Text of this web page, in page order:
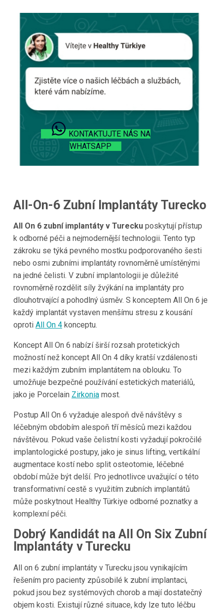
KONTAKTUJTE NÁS NA
WHATSAPP
All-On-6 Zubní Implantáty Turecko
All On 6 zubní implantáty v Tureckuposkytují přístup
k odborné péči a nejmodernější technologii. Tento typ
zákroku se týká pevného mostku podporovaného šesti
nebo osmi zubními implantáty rovnoměrně umístěnými
na jedné čelisti. V zubní implantologii je důležité
rovnoměrně rozdělit síly žvýkání na implantáty pro
dlouhotrvající a pohodlný úsměv. S konceptem All On 6 je
každý implantát vystaven menšímu stresu z kousání
oproti All On 4konceptu.
Koncept All On 6 nabízí širší rozsah protetických
možností než koncept All On 4 díky kratší vzdálenosti
mezi každým zubním implantátem na oblouku. To
umožňuje bezpečné používání estetických materiálů,
jako je Porcelain Zirkoniamost.
Postup All On 6 vyžaduje alespoň dvě návštěvy s
léčebným obdobím alespoň tří měsíců mezi každou
návštěvou. Pokud vaše čelistní kosti vyžadují pokročilé
implantologické postupy, jako je sinus lifting, vertikální
augmentace kostí nebo split osteotomie, léčebné
období může být delší. Pro jednotlivce uvažující o této
transformativní cestě s využitím zubních implantátů
může poskytnout Healthy Türkiye odborné poznatky a
komplexní péči.
Dobrý Kandidát na All On Six Zubní
Implantáty v Turecku
All on 6 zubní implantáty v Turecku jsou vynikajícím
řešením pro pacienty způsobilé k zubní implantaci,
pokud jsou bez systémových chorob a mají dostatečný
objem kosti. Existují různé situace, kdy lze tuto léčbu